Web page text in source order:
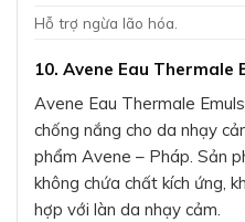
Hỗ trợ ngừa lão hóa.
10. Avene Eau Thermale
Avene Eau Thermale
chống nắng cho da nhạy
phẩm Avene – Pháp. Sản
không chứa chất kích ứng,
hợp với làn da nhạy cảm.